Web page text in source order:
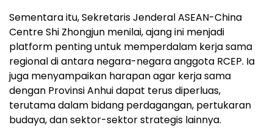
Sementara itu, Sekretaris Jenderal ASEAN-China
Centre Shi Zhongjun menilai, ajang ini menjadi
platform penting untuk memperdalam kerja sama
regional di antara negara-negara anggota RCEP. Ia
juga menyampaikan harapan agar kerja sama
dengan Provinsi Anhui dapat terus diperluas,
terutama dalam bidang perdagangan, pertukaran
budaya, dan sektor-sektor strategis lainnya.